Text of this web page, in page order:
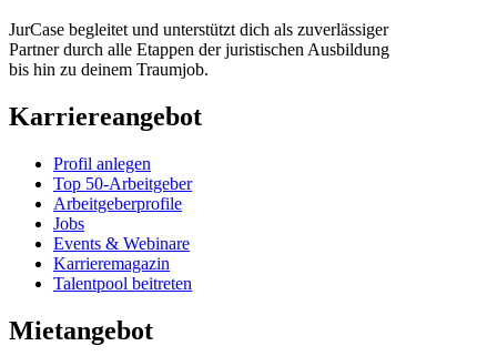
JurCase begleitet und unterstützt dich als zuverlässiger
Partner durch alle Etappen der juristischen Ausbildung
bis hin zu deinem Traumjob.
Karriereangebot
Profil anlegen
Top 50-Arbeitgeber
Arbeitgeberprofile
Jobs
Events & Webinare
Karrieremagazin
Talentpool beitreten
Mietangebot